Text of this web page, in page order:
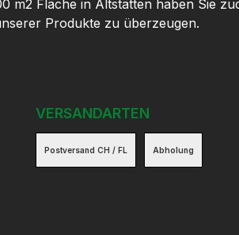
m2 Fläche in Altstätten haben Sie
Produkte zu überzeugen.
VERSANDARTEN
Postversand CH / FL Abholung